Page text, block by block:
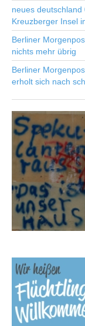
neues
Kreuzberger Insel
Berliner
nichts mehr übrig
Berliner
erholt sich nach